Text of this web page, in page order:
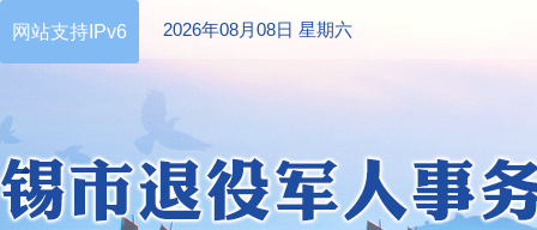
网站支持IPv6 2026年08月08日 星期六